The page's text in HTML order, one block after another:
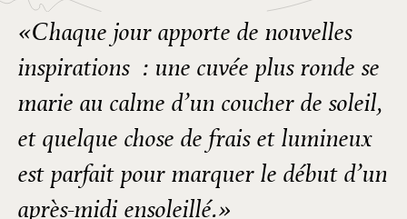
«Chaque jour apporte de nouvelles
inspirations : une cuvée plus ronde se
marie au calme d’un coucher de soleil,
et quelque chose de frais et lumineux
est parfait pour marquer le début d’un
après-midi ensoleillé.»